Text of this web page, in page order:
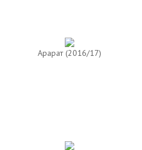
Арарат (2016/17)